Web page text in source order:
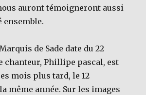
auront témoigneront aussi
ensemble.
de Sade date du 22
chanteur, Phillipe pascal, est
mois plus tard, le 12
même année. Sur les images